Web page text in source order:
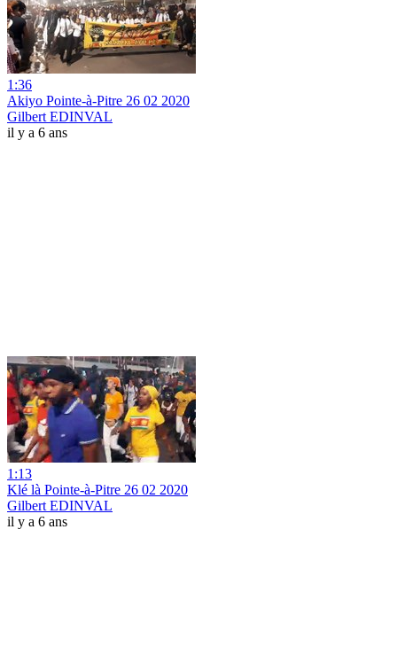
1:36
Akiyo Pointe-à-Pitre 26 02 2020
Gilbert EDINVAL
il y a 6 ans
1:13
Klé là Pointe-à-Pitre 26 02 2020
Gilbert EDINVAL
il y a 6 ans